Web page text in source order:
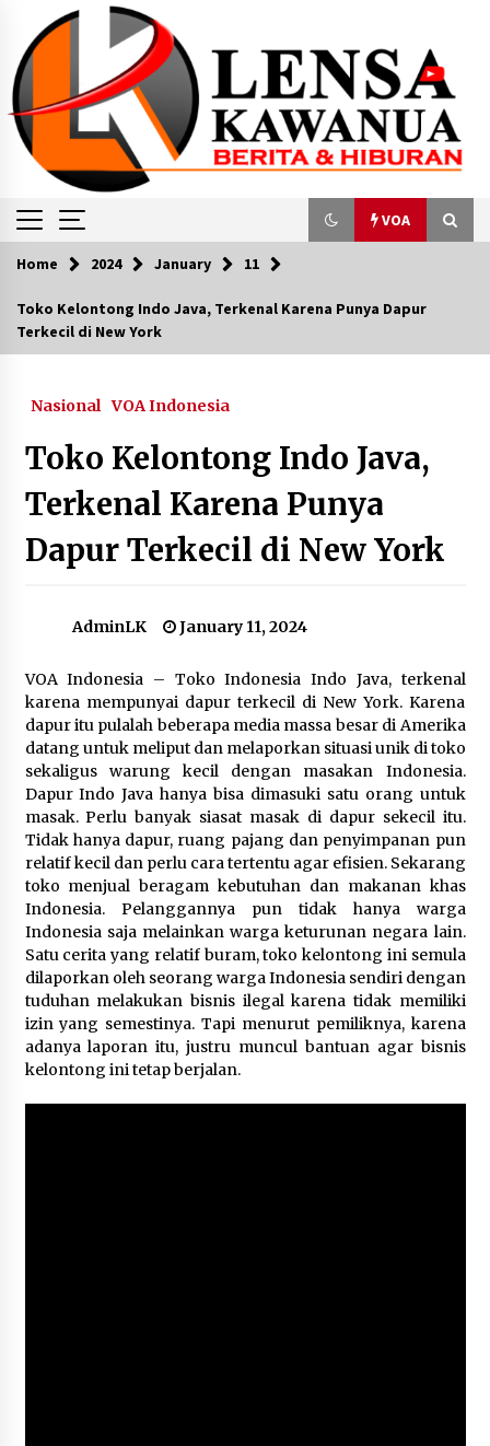
content
VOA
VOA
Bantu Korban Banjir, Indonesia Kirim Bantuan
Kemanusiaan ke Libya
Terbukti Berbuat Asusila, Ketua KPU Hasyim
Asy’ari Dipecat
Pameran Seni Boneka Raksasa Rebahan di
August 25, 2023
Papua Nugini Evakuasi 7.900 Warga yang
Terancam Tanah Longsor
May 29, 2024
Korban Banjir Bandang di Sumbar Naik Jadi
Sedikitnya 50 Tewas
May 15, 2024
Netralitas Polri Dipertanyakan, DPR Siap Bentuk
Panja
November 21, 2023
Pemerintah Targetkan Inflasi 2024 Terkendali
di Kisaran 2,5 Persen
January 31, 2024
Home 2024 January 11
Toko Kelontong Indo Java, Terkenal Karena Punya Dapur
Terkecil di New York
Nasional VOA Indonesia
Toko Kelontong Indo Java,
Terkenal Karena Punya
Dapur Terkecil di New York
AdminLK January 11, 2024
VOA Indonesia – Toko Indonesia Indo Java, terkenal
karena mempunyai dapur terkecil di New York. Karena
dapur itu pulalah beberapa media massa besar di Amerika
datang untuk meliput dan melaporkan situasi unik di toko
sekaligus warung kecil dengan masakan Indonesia.
Dapur Indo Java hanya bisa dimasuki satu orang untuk
masak. Perlu banyak siasat masak di dapur sekecil itu.
Tidak hanya dapur, ruang pajang dan penyimpanan pun
relatif kecil dan perlu cara tertentu agar efisien. Sekarang
toko menjual beragam kebutuhan dan makanan khas
Indonesia. Pelanggannya pun tidak hanya warga
Indonesia saja melainkan warga keturunan negara lain.
Satu cerita yang relatif buram, toko kelontong ini semula
dilaporkan oleh seorang warga Indonesia sendiri dengan
tuduhan melakukan bisnis ilegal karena tidak memiliki
izin yang semestinya. Tapi menurut pemiliknya, karena
adanya laporan itu, justru muncul bantuan agar bisnis
kelontong ini tetap berjalan.